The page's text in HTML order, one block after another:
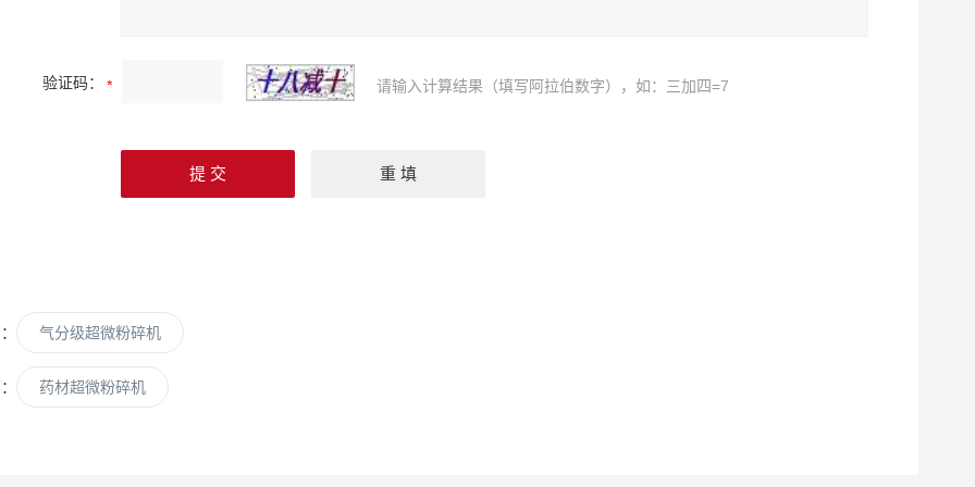
验证码： 请输入计算结果（填写阿拉伯数字），如：三加四=7
气分级超微粉碎机
药材超微粉碎机